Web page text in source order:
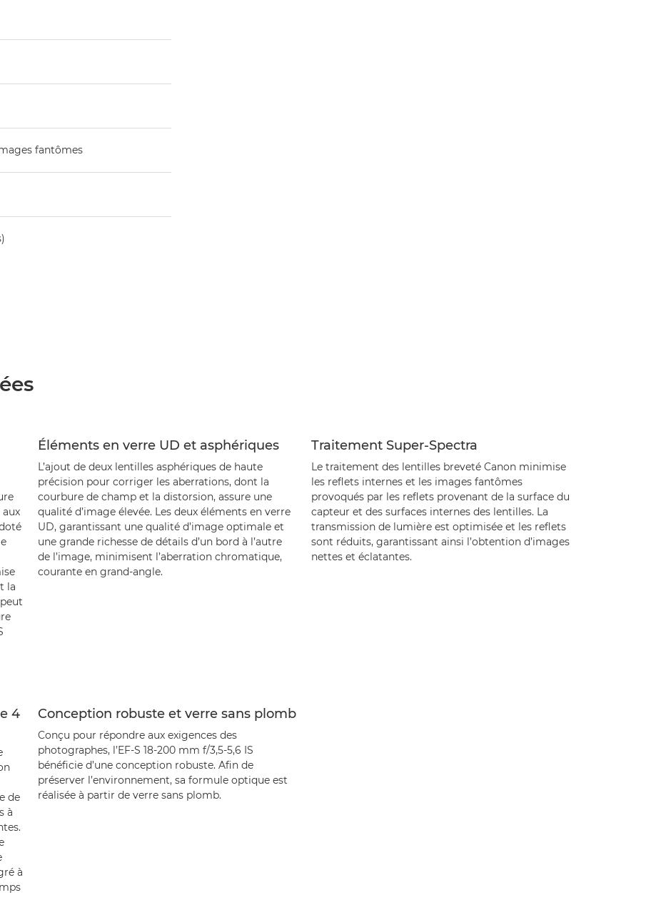
fantômes
la
Éléments en verre UD et asphériques
L’ajout de deux lentilles asphériques de haute
précision pour corriger les aberrations, dont la
courbure de champ et la distorsion, assure une
qualité d’image élevée. Les deux éléments en verre
UD, garantissant une qualité d’image optimale et
une grande richesse de détails d’un bord à l’autre
de l’image, minimisent l’aberration chromatique,
courante en grand-angle.
Traitement Super-Spectra
Le traitement des lentilles breveté Canon minimise
les reflets internes et les images fantômes
provoqués par les reflets provenant de la surface du
capteur et des surfaces internes des lentilles. La
transmission de lumière est optimisée et les reflets
sont réduits, garantissant ainsi l’obtention d’images
nettes et éclatantes.
4
de
à
à
Conception robuste et verre sans plomb
Conçu pour répondre aux exigences des
photographes, l’EF-S 18-200 mm f/3,5-5,6 IS
bénéficie d’une conception robuste. Afin de
préserver l’environnement, sa formule optique est
réalisée à partir de verre sans plomb.